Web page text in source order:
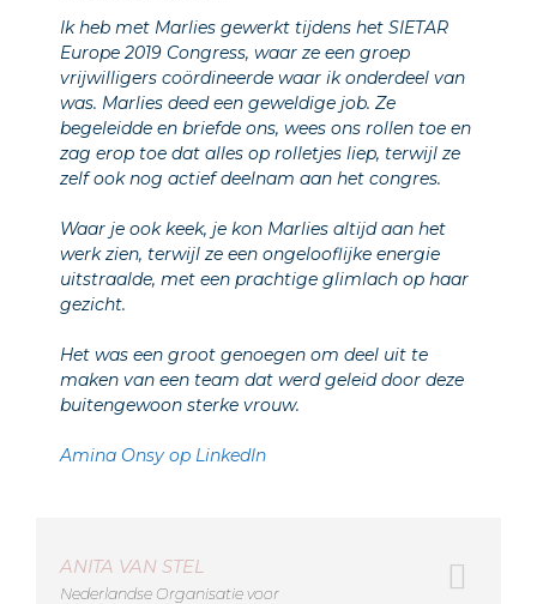
Ik heb met Marlies gewerkt tijdens het SIETAR
Europe 2019 Congress, waar ze een groep
vrijwilligers coördineerde waar ik onderdeel van
was. Marlies deed een geweldige job. Ze
begeleidde en briefde ons, wees ons rollen toe en
zag erop toe dat alles op rolletjes liep, terwijl ze
zelf ook nog actief deelnam aan het congres.
Waar je ook keek, je kon Marlies altijd aan het
werk zien, terwijl ze een ongelooflijke energie
uitstraalde, met een prachtige glimlach op haar
gezicht.
Het was een groot genoegen om deel uit te
maken van een team dat werd geleid door deze
buitengewoon sterke vrouw.
Amina Onsy op LinkedIn
ANITA VAN STEL
Nederlandse Organisatie voor